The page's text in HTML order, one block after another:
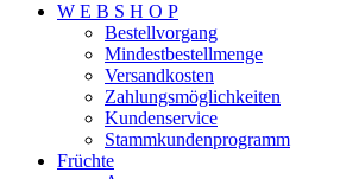
W E B S H O P
Bestellvorgang
Mindestbestellmenge
Versandkosten
Zahlungsmöglichkeiten
Kundenservice
Stammkundenprogramm
Früchte